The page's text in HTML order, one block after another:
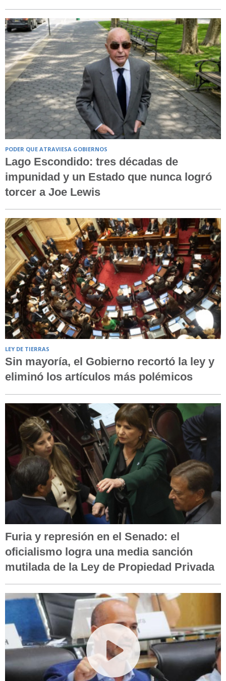
PODER QUE ATRAVIESA GOBIERNOS
Lago Escondido: tres décadas de
impunidad y un Estado que nunca logró
torcer a Joe Lewis
LEY DE TIERRAS
Sin mayoría, el Gobierno recortó la ley y
eliminó los artículos más polémicos
Furia y represión en el Senado: el
oficialismo logra una media sanción
mutilada de la Ley de Propiedad Privada